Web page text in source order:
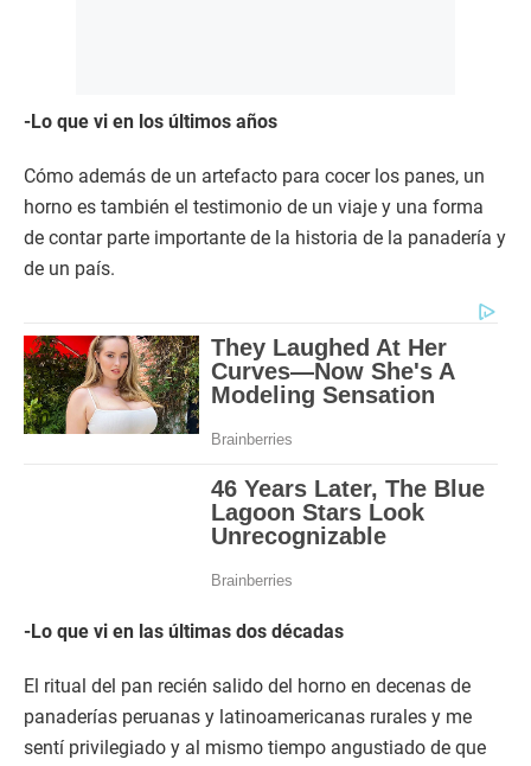
-Lo que vi en los últimos años
Cómo además de un artefacto para cocer los panes, un
horno es también el testimonio de un viaje y una forma
de contar parte importante de la historia de la panadería y
de un país.
-Lo que vi en las últimas dos décadas
El ritual del pan recién salido del horno en decenas de
panaderías peruanas y latinoamericanas rurales y me
sentí privilegiado y al mismo tiempo angustiado de que